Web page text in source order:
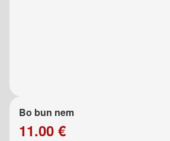
Bo bun nem
11.00 €